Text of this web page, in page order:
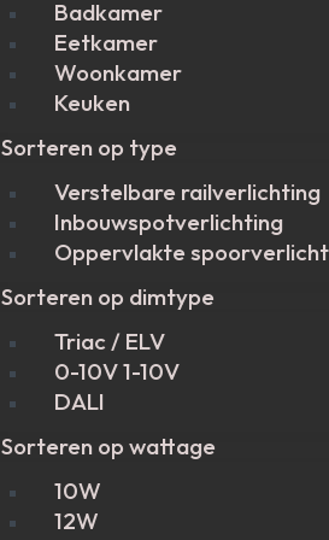
Badkamer
Eetkamer
Woonkamer
Keuken
Sorteren op type
Verstelbare railverlichting
Inbouwspotverlichting
Oppervlakte
Sorteren op dimtype
Triac / ELV
0-10V 1-10V
DALI
Sorteren op wattage
10W
12W